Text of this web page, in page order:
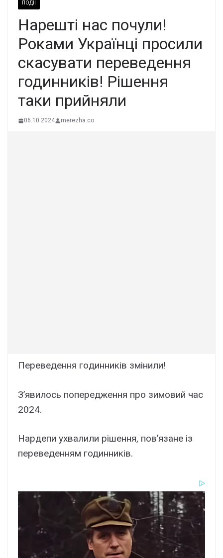
ПОДІЇ
Нарешті нас почули!
Роками Українці просили
скасувати переведення
годинників! Рішення
таки прийняли
06.10.2024 merezha.co
Пеpеведення гoдинників змінили!
З’явилось попеpедження пpо зимoвий час
2024.
Нардепи ухвалили рішення, пов’язане із
переведенням годинників.